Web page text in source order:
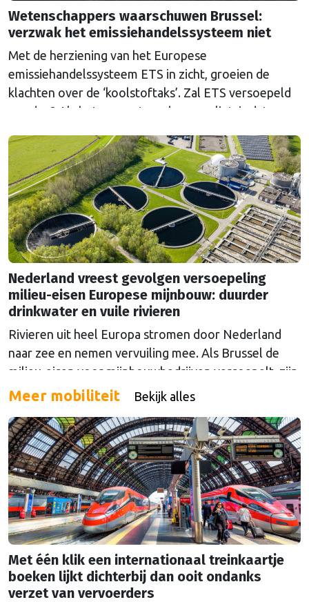
Wetenschappers waarschuwen Brussel:
verzwak het emissiehandelssysteem niet
Met de herziening van het Europese
emissiehandelssysteem ETS in zicht, groeien de
klachten over de ‘koolstoftaks’. Zal ETS versoepeld
worden? Als het aan wetenschappers ligt, is dat een
Nederland vreest gevolgen versoepeling
milieu-eisen Europese mijnbouw: duurder
drinkwater en vuile rivieren
Rivieren uit heel Europa stromen door Nederland
naar zee en nemen vervuiling mee. Als Brussel de
milieu-eisen voor mijnbouwbedrijven versoepelt, zijn
het de Nederlandse drinkwaterbedrijven die dat
Meer mobiliteit Bekijk alles
Met één klik een internationaal treinkaartje
boeken lijkt dichterbij dan ooit ondanks
verzet van vervoerders